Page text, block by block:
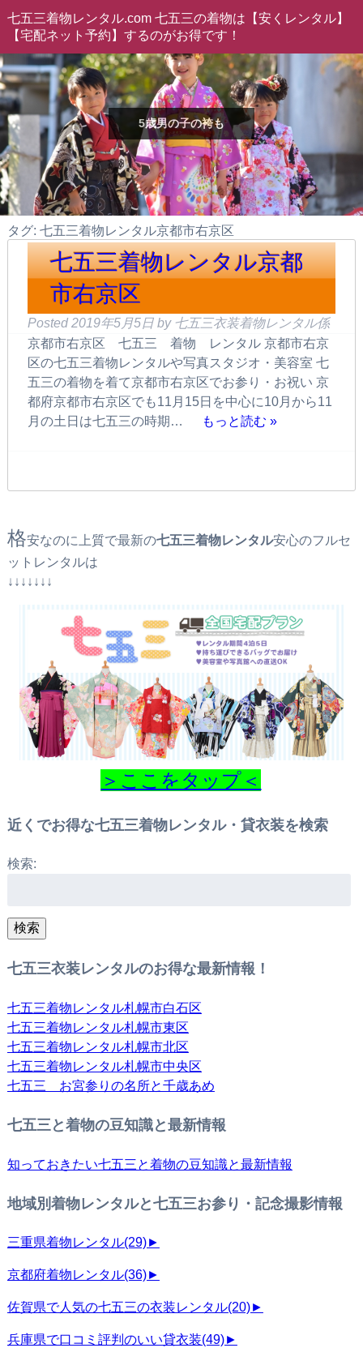
七五三着物レンタル.com 七五三の着物は【安くレンタル】
【宅配ネット予約】するのがお得です！
5歳男の子の袴も
タグ: 七五三着物レンタル京都市右京区
七五三着物レンタル京都
市右京区
Posted 2019年5月5日 by 七五三衣装着物レンタル係
京都市右京区 七五三 着物 レンタル 京都市右京
区の七五三着物レンタルや写真スタジオ・美容室 七
五三の着物を着て京都市右京区でお参り・お祝い 京
都府京都市右京区でも11月15日を中心に10月から11
月の土日は七五三の時期…
もっと読む »
格安なのに上質で最新の七五三着物レンタル安心のフルセ
ットレンタルは
↓↓↓↓↓↓↓
＞ここをタップ＜
近くでお得な七五三着物レンタル・貸衣装を検索
検索:
検索
七五三衣装レンタルのお得な最新情報！
七五三着物レンタル札幌市白石区
七五三着物レンタル札幌市東区
七五三着物レンタル札幌市北区
七五三着物レンタル札幌市中央区
七五三 お宮参りの名所と千歳あめ
七五三と着物の豆知識と最新情報
知っておきたい七五三と着物の豆知識と最新情報
地域別着物レンタルと七五三お参り・記念撮影情報
三重県着物レンタル(29)►
京都府着物レンタル(36)►
佐賀県で人気の七五三の衣装レンタル(20)►
兵庫県で口コミ評判のいい貸衣装(49)►